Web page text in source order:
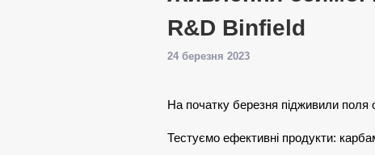
R&D Binfield
24 березня 2023
На початку березня підживили поля
Тестуємо ефективні продукти: